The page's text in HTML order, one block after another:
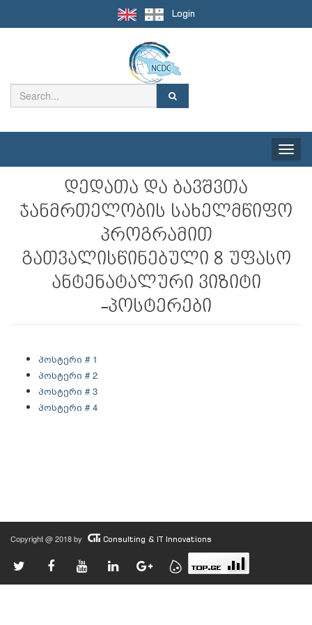
Login
Toggle
დედათა და ბავშვთა
ჯანმრთელობის სახელმწიფო
პროგრამით
გათვალისწინებული 8 უფასო
ანტენატალური ვიზიტი
-პოსტერები
პოსტერი # 1
პოსტერი # 2
პოსტერი # 3
პოსტერი # 4
Copyright @ 2018 by Consulting & IT Innovations